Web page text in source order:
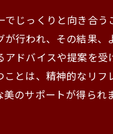
じっくりと向き合う
行われ、その結果、
ドバイスや提案を受
とは、精神的なリフ
のサポートが得られ